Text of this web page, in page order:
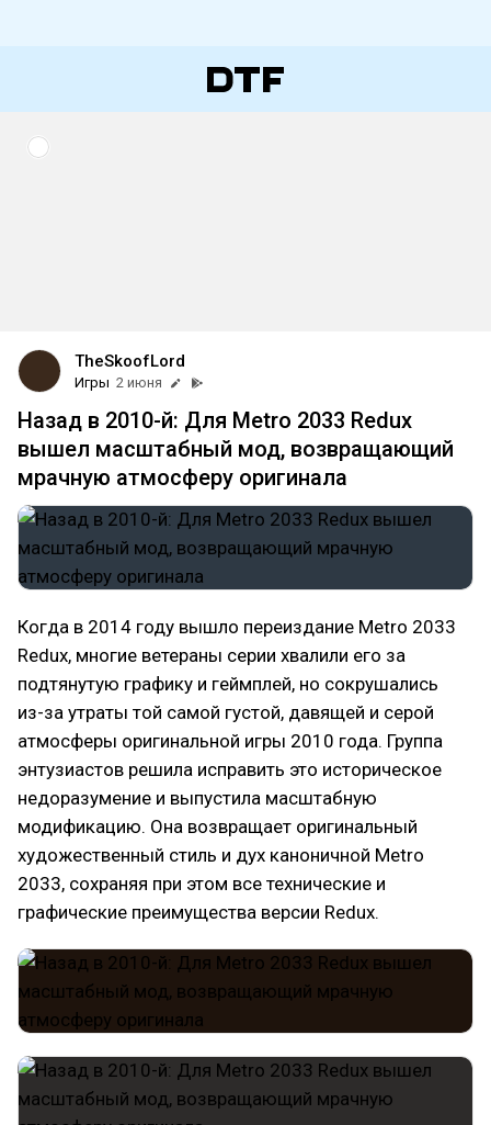
TheSkoofLord
Игры 2 июня
Назад в 2010-й: Для Metro 2033 Redux
вышел масштабный мод, возвращающий
мрачную атмосферу оригинала
Когда в 2014 году вышло переиздание Metro 2033
Redux, многие ветераны серии хвалили его за
подтянутую графику и геймплей, но сокрушались
из-за утраты той самой густой, давящей и серой
атмосферы оригинальной игры 2010 года. Группа
энтузиастов решила исправить это историческое
недоразумение и выпустила масштабную
модификацию. Она возвращает оригинальный
художественный стиль и дух каноничной Metro
2033, сохраняя при этом все технические и
графические преимущества версии Redux.